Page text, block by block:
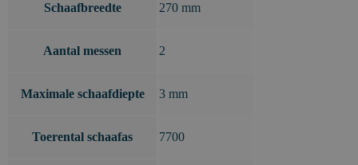
Schaafbreedte 270 mm
Aantal messen 2
Maximale schaafdiepte 3 mm
Toerental schaafas 7700